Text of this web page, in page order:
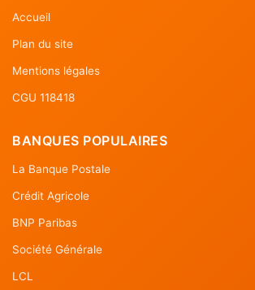
Accueil
Plan du site
Mentions légales
CGU 118418
BANQUES POPULAIRES
La Banque Postale
Crédit Agricole
BNP Paribas
Société Générale
LCL